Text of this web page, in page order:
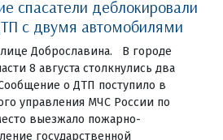
спасатели деблокировали
с двумя автомобилями
Доброславина. В городе
8 августа столкнулись два
о ДТП поступило в
управления МЧС России по
выезжало пожарно-
государственной